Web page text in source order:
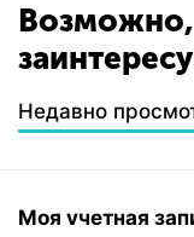
Возможно,
Недавно
Моя учетная